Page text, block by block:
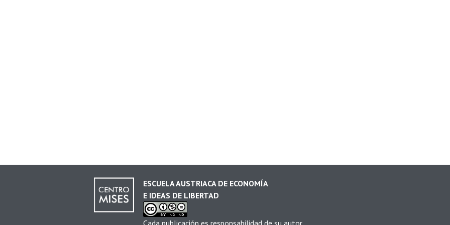
ESCUELA AUSTRIACA DE ECONOMÍA
E IDEAS DE LIBERTAD